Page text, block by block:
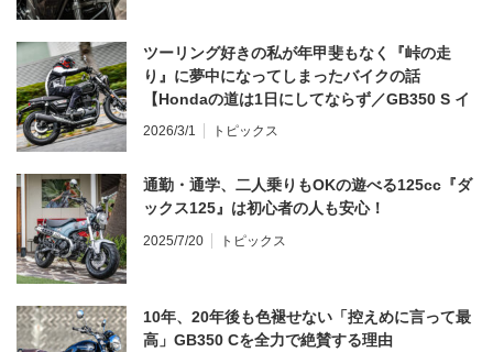
ツーリング好きの私が年甲斐もなく『峠の走
り』に夢中になってしまったバイクの話
【Hondaの道は1日にしてならず／GB350 S イ
ンプレ・レビュー 前編】
2026/3/1 トピックス
通勤・通学、二人乗りもOKの遊べる125cc『ダ
ックス125』は初心者の人も安心！
2025/7/20 トピックス
10年、20年後も色褪せない「控えめに言って最
高」GB350 Cを全力で絶賛する理由